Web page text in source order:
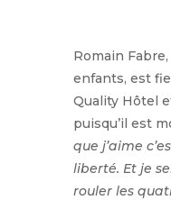
Romain
enfants, est
Quality Hôtel
puisqu’il est
que j’aime
liberté. Et je
rouler les